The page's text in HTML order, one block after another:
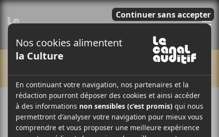
9 JUIN 2026
PARLOUIS-PHILIPPE LABRÈCHE
/ FESTIVAL
/ FRANCOPHONE